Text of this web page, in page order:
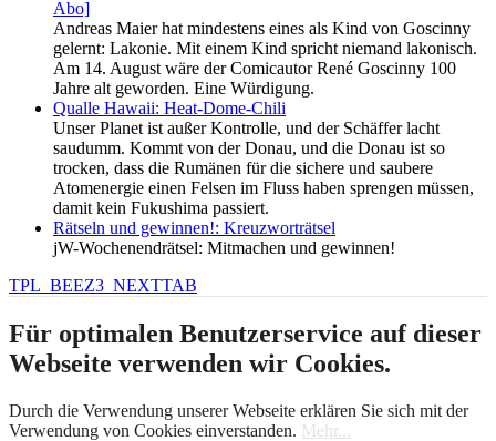
Abo]
Andreas Maier hat mindestens eines als Kind von Goscinny
gelernt: Lakonie. Mit einem Kind spricht niemand lakonisch.
Am 14. August wäre der Comicautor René Goscinny 100
Jahre alt geworden. Eine Würdigung.
Qualle Hawaii: Heat-Dome-Chili
Unser Planet ist außer Kontrolle, und der Schäffer lacht
saudumm. Kommt von der Donau, und die Donau ist so
trocken, dass die Rumänen für die sichere und saubere
Atomenergie einen Felsen im Fluss haben sprengen müssen,
damit kein Fukushima passiert.
Rätseln und gewinnen!: Kreuzworträtsel
jW-Wochenendrätsel: Mitmachen und gewinnen!
TPL_BEEZ3_NEXTTAB
Für optimalen Benutzerservice auf dieser
Webseite verwenden wir Cookies.
Durch die Verwendung unserer Webseite erklären Sie sich mit der
Verwendung von Cookies einverstanden. Mehr...